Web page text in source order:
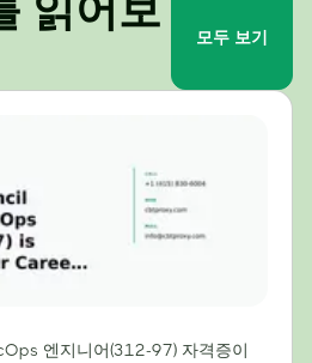
읽어보
모두 보기
엔지니어(312-97) 자격증이